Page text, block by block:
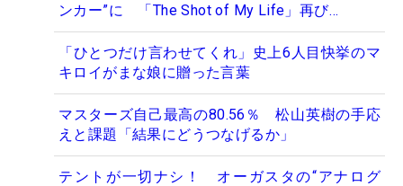
ンカー”に 「The Shot of My Life」再び…
「ひとつだけ言わせてくれ」史上6人目快挙のマ
キロイがまな娘に贈った言葉
マスターズ自己最高の80.56％ 松山英樹の手応
えと課題「結果にどうつなげるか」
テントが一切ナシ！ オーガスタの“アナログ